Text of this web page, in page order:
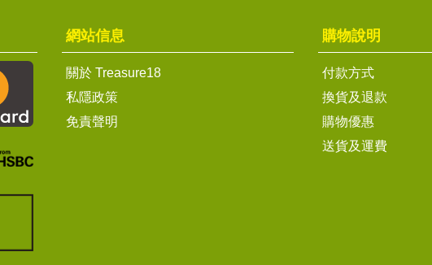
網站信息
關於 Treasure18
私隱政策
免責聲明
購物說明
付款方式
換貨及退款
購物優惠
送貨及運費